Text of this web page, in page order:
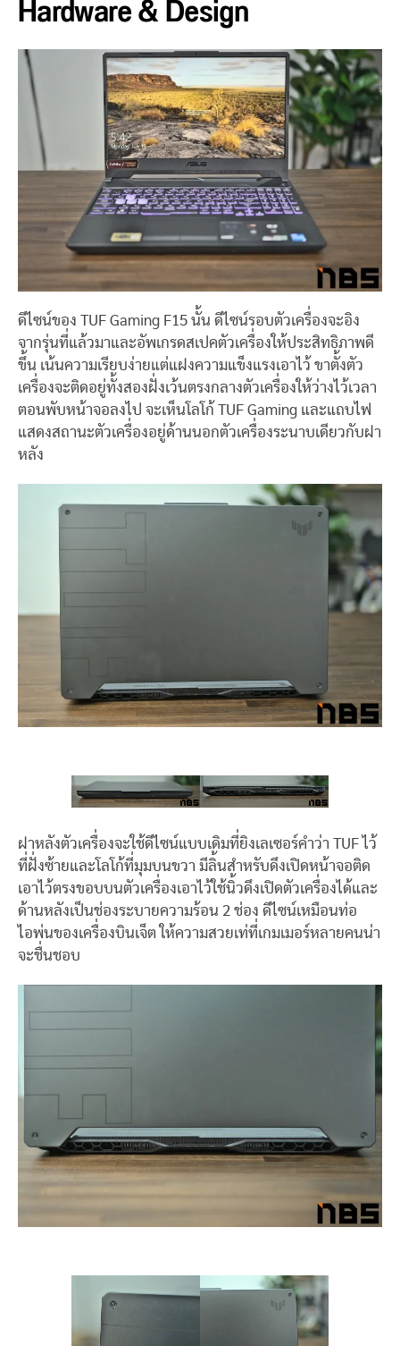
ดีไซน์ของ TUF Gaming F15 นั้น ดีไซน์รอบตัวเครื่องจะอิง
จากรุ่นที่แล้วมาและอัพเกรดสเปคตัวเครื่องให้ประสิทธิภาพดี
ขึ้น เน้นความเรียบง่ายแต่แฝงความแข็งแรงเอาไว้ ขาตั้งตัว
เครื่องจะติดอยู่ทั้งสองฝั่งเว้นตรงกลางตัวเครื่องให้ว่างไว้เวลา
ตอนพับหน้าจอลงไป จะเห็นโลโก้ TUF Gaming และแถบไฟ
แสดงสถานะตัวเครื่องอยู่ด้านนอกตัวเครื่องระนาบเดียวกับฝา
หลัง
ฝาหลังตัวเครื่องจะใช้ดีไซน์แบบเดิมที่ยิงเลเซอร์คำว่า TUF ไว้
ที่ฝั่งซ้ายและโลโก้ที่มุมบนขวา มีลิ้นสำหรับดึงเปิดหน้าจอติด
เอาไว้ตรงขอบบนตัวเครื่องเอาไว้ใช้นิ้วดึงเปิดตัวเครื่องได้และ
ด้านหลังเป็นช่องระบายความร้อน 2 ช่อง ดีไซน์เหมือนท่อ
ไอพ่นของเครื่องบินเจ็ต ให้ความสวยเท่ที่เกมเมอร์หลายคนน่า
จะชื่นชอบ